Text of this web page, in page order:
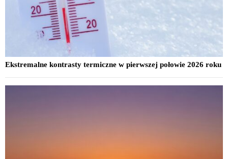
Ekstremalne kontrasty termiczne w pierwszej połowie 2026 roku